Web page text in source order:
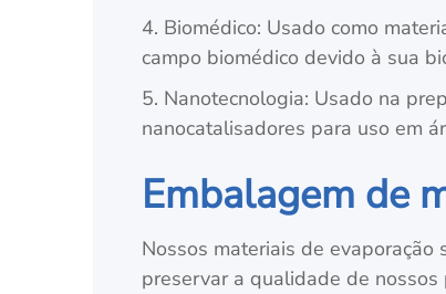
4. Biomédico: Usado como
campo biomédico devido à sua
5. Nanotecnologia: Usado na
nanocatalisadores para uso em
Embalagem de
Nossos materiais de
preservar a qualidade de